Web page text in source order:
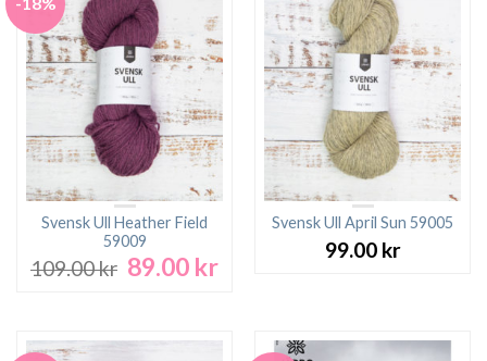
Svensk Ull Heather Field
59009
109.00kr Det
109.00 kr.
89.00 krDet
89.00 kr.
Svensk Ull April Sun 59005
99.00 kr